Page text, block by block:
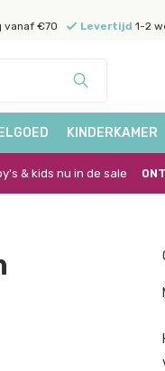
vanaf €70 Levertijd 1-2
KINDERKAMER
& kids nu in de sale